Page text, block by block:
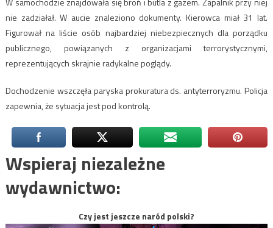
nie zadziałał. W aucie znaleziono dokumenty. Kierowca miał 31 lat.
Figurował na liście osób najbardziej niebezpiecznych dla porządku
publicznego, powiązanych z organizacjami terrorystycznymi,
reprezentujących skrajnie radykalne poglądy.
Dochodzenie wszczęła paryska prokuratura ds. antyterroryzmu. Policja
zapewnia, że sytuacja jest pod kontrolą.
Wspieraj niezależne
wydawnictwo:
Czy jest jeszcze naród polski?